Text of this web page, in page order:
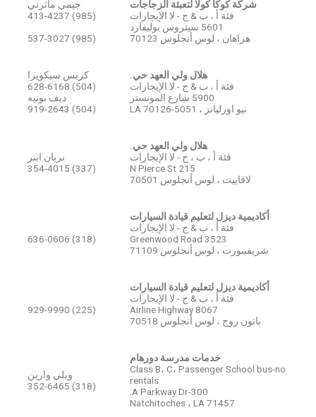
شركة كوكا كولا لتعبئة الزجاجات
فئة أ ، ب & ج - لا الإيجارات
5601 سيتروس بوليفارد
هراهان ، لوس أنجلوس 70123
جيمي ماثرني
(985) 413-4237
(985) 537-3027
هلال ولي العهد حي.
فئة أ ، ب & ج - لا الإيجارات
5900 شارع المونستر
نيو اورليانز ، LA 70126-5051
كريس سيكويرا
(504) 628-6168
ديف بونيه
(504) 919-2643
هلال ولي العهد حي.
فئة أ ، ب ، ج - لا الإيجارات
215 N Pierce St
لافاييت ، لوس أنجلوس 70501
بريان ابنر
(337) 354-4015
أكاديمية ديزل لتعليم قيادة السيارات
فئة أ ، ب & ج - لا الإيجارات
3523 Greenwood Road
شريفيبورت ، لوس أنجلوس 71109
(318) 636-0606
أكاديمية ديزل لتعليم قيادة السيارات
فئة أ ، ب & ج - لا الإيجارات
8067 Airline Highway
باتون روج ، لوس أنجلوس 70518
(225) 929-9990
خدمات مدرسة دورهام
Class B، C، Passenger School bus-no
rentals
300-A Parkway Dr.
Natchitoches ، LA 71457
ويلي وارين
(318) 352-6465